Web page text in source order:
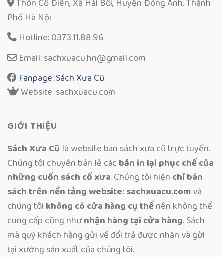
Thôn Cổ Điển, Xã Hải Bối, Huyện Đông Anh, Thành
Phố Hà Nội
Hotline: 0373.11.88.96
Email: sachxuacu.hn@gmail.com
Fanpage: Sách Xưa Cũ
Website: sachxuacu.com
GIỚI THIỆU
Sách Xưa Cũ là website bán sách xưa cũ trực tuyến.
Chúng tôi chuyên bán lẻ các bản in lại phục chế của
những cuốn sách cổ xưa. Chúng tôi hiện chỉ bán
sách trên nền tảng website: sachxuacu.comvà
chúng tôi không có cửa hàng cụ thểnên không thể
cung cấp cũng nhưnhận hàng tại cửa hàng. Sách
mà quý khách hàng gửi về đổi trả được nhận và gửi
tại xưởng sản xuất của chúng tôi.